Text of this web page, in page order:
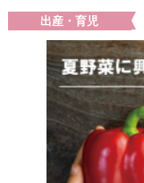
出産・育児